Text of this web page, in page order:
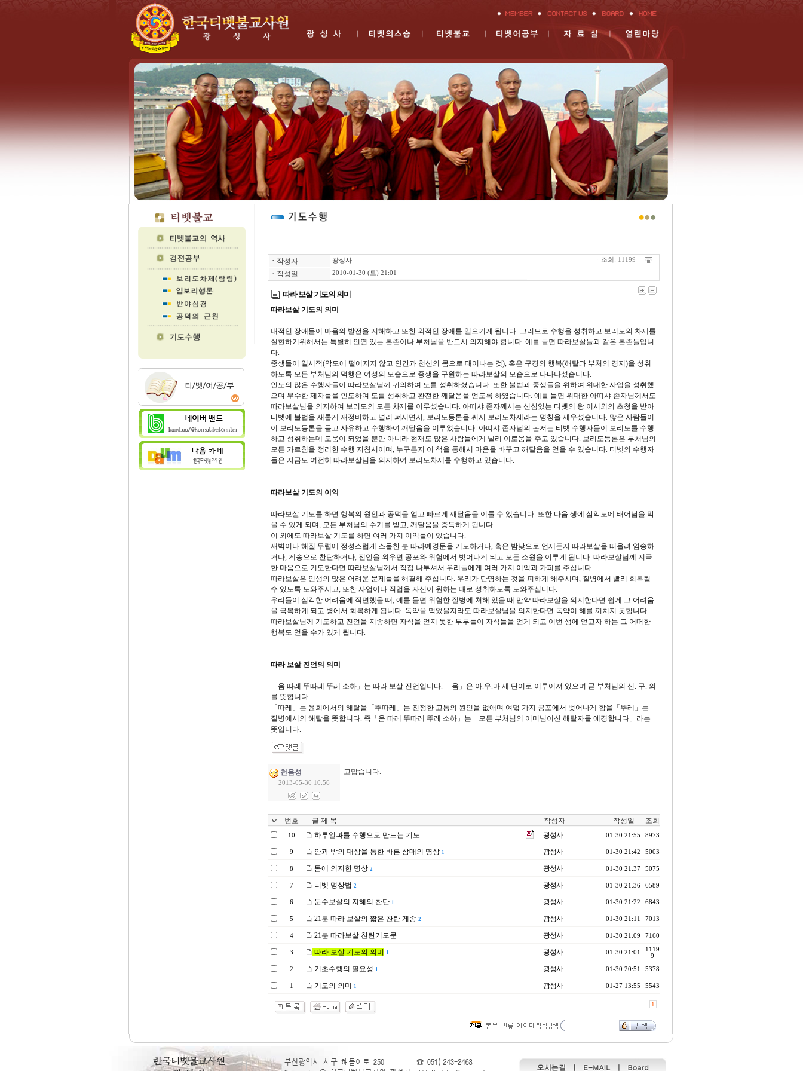
ㆍ 작성자 광성사
ㆍ 작성일 2010-01-30 (토) 21:01
ㆍ조회: 11199
따라 보살 기도의 의미
따라보살 기도의 의미
내적인 장애들이 마음의 발전을 저해하고 또한 외적인 장애를 일으키게 됩니다. 그러므로 수행을 성취하고 보리도의 차제를
실현하기위해서는 특별히 인연 있는 본존이나 부처님을 반드시 의지해야 합니다. 예를 들면 따라보살들과 같은 본존들입니
다.
중생들이 일시적(악도에 떨어지지 않고 인간과 천신의 몸으로 태어나는 것), 혹은 구경의 행복(해탈과 부처의 경지)을 성취
하도록 모든 부처님의 덕행은 여성의 모습으로 중생을 구원하는 따라보살의 모습으로 나타나셨습니다.
인도의 많은 수행자들이 따라보살님께 귀의하여 도를 성취하셨습니다. 또한 불법과 중생들을 위하여 위대한 사업을 성취했
으며 무수한 제자들을 인도하여 도를 성취하고 완전한 깨달음을 얻도록 하였습니다. 예를 들면 위대한 아띠샤 존자님께서도
따라보살님을 의지하여 보리도의 모든 차제를 이루셨습니다. 아띠샤 존자께서는 신심있는 티벳의 왕 이시외의 초청을 받아
티벳에 불법을 새롭게 재정비하고 널리 펴시면서, 보리도등론을 써서 보리도차제라는 명칭을 세우셨습니다. 많은 사람들이
이 보리도등론을 듣고 사유하고 수행하여 깨달음을 이루었습니다. 아띠샤 존자님의 논저는 티벳 수행자들이 보리도를 수행
하고 성취하는데 도움이 되었을 뿐만 아니라 현재도 많은 사람들에게 널리 이로움을 주고 있습니다. 보리도등론은 부처님의
모든 가르침을 정리한 수행 지침서이며, 누구든지 이 책을 통해서 마음을 바꾸고 깨달음을 얻을 수 있습니다. 티벳의 수행자
들은 지금도 여전히 따라보살님을 의지하여 보리도차제를 수행하고 있습니다.
따라보살 기도의 이익
따라보살 기도를 하면 행복의 원인과 공덕을 얻고 빠르게 깨달음을 이룰 수 있습니다. 또한 다음 생에 삼악도에 태어남을 막
을 수 있게 되며, 모든 부처님의 수기를 받고, 깨달음을 증득하게 됩니다.
이 외에도 따라보살 기도를 하면 여러 가지 이익들이 있습니다.
새벽이나 해질 무렵에 정성스럽게 스물한 분 따라예경문을 기도하거나, 혹은 밤낮으로 언제든지 따라보살을 떠올려 염송하
거나, 게송으로 찬탄하거나, 진언을 외우면 공포와 위험에서 벗어나게 되고 모든 소원을 이루게 됩니다. 따라보살님께 지극
한 마음으로 기도한다면 따라보살님께서 직접 나투셔서 우리들에게 여러 가지 이익과 가피를 주십니다.
따라보살은 인생의 많은 어려운 문제들을 해결해 주십니다. 우리가 단명하는 것을 피하게 해주시며, 질병에서 빨리 회복될
수 있도록 도와주시고, 또한 사업이나 직업을 자신이 원하는 대로 성취하도록 도와주십니다.
우리들이 심각한 어려움에 직면했을 때, 예를 들면 위험한 질병에 처해 있을 때 만약 따라보살을 의지한다면 쉽게 그 어려움
을 극복하게 되고 병에서 회복하게 됩니다. 독약을 먹었을지라도 따라보살님을 의지한다면 독약이 해를 끼치지 못합니다.
따라보살님께 기도하고 진언을 지송하면 자식을 얻지 못한 부부들이 자식들을 얻게 되고 이번 생에 얻고자 하는 그 어떠한
행복도 얻을 수가 있게 됩니다.
따라 보살 진언의 의미
「옴 따레 뚜따레 뚜레 소하」는 따라 보살 진언입니다. 「옴」은 아.우.마 세 단어로 이루어져 있으며 곧 부처님의 신. 구. 의
를 뜻합니다.
「따레」는 윤회에서의 해탈을「뚜따레」는 진정한 고통의 원인을 없애며 여덟 가지 공포에서 벗어나게 함을「뚜레」는
질병에서의 해탈을 뜻합니다. 즉「옴 따레 뚜따레 뚜레 소하」는「모든 부처님의 어머님이신 해탈자를 예경합니다」라는
뜻입니다.
천음성
2013-05-30 10:56
고맙습니다.
번호 글 제 목 작성자 작성일 조회
10 하루일과를 수행으로 만드는 기도 광성사 01-30 21:55 8973
9 안과 밖의 대상을 통한 바른 삼매의 명상 1 광성사 01-30 21:42 5003
8 몸에 의지한 명상 2 광성사 01-30 21:37 5075
7 티벳 명상법 2 광성사 01-30 21:36 6589
6 문수보살의 지혜의 찬탄 1 광성사 01-30 21:22 6843
5 21분 따라 보살의 짧은 찬탄 게송 2 광성사 01-30 21:11 7013
4 21분 따라보살 찬탄기도문 광성사 01-30 21:09 7160
3 따라 보살 기도의 의미 1 광성사 01-30 21:01
1119
9
2
기초수행의 필요성 1 광성사 01-30 20:51 5378
1 기도의 의미 1 광성사 01-27 13:55 5543
1